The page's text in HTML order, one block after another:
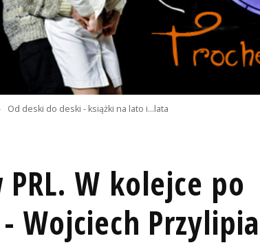
Od deski do deski - książki na lato i...lata
W kolejce po
Wojciech